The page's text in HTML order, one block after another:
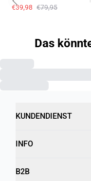
€39,98 €79,95
Previous slide
Das
KUNDENDIENST
INFO
B2B